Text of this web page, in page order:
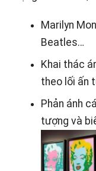
Marilyn
Beatles…
Khai thác
theo lối ấn
Phản ánh
tượng và